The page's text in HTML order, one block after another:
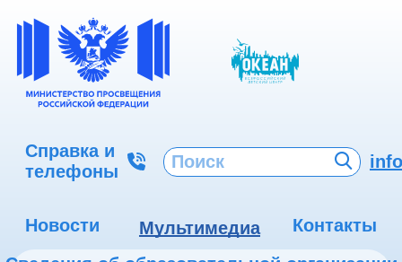
Справка и
телефоны
Новости Мультимедиа
Контакты